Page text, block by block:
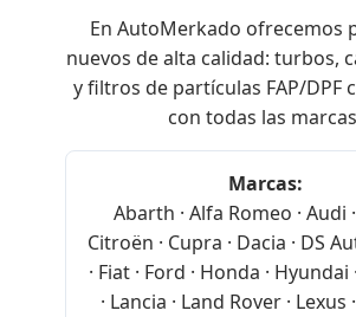
En AutoMerkado ofrecemos
nuevos de alta calidad: turbos,
y filtros de partículas FAP/DPF
con todas las
Marcas:
Abarth · Alfa Romeo · Audi
Citroën · Cupra · Dacia · DS
· Fiat · Ford · Honda · Hyundai
· Lancia · Land Rover · Lexus